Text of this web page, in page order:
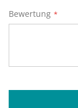
Bewertung